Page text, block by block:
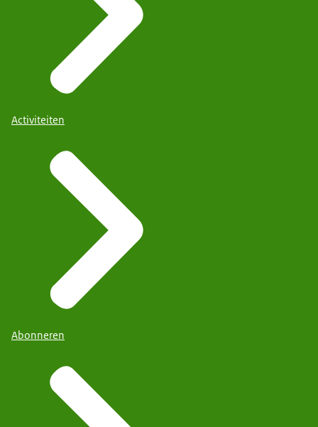
Activiteiten
Abonneren